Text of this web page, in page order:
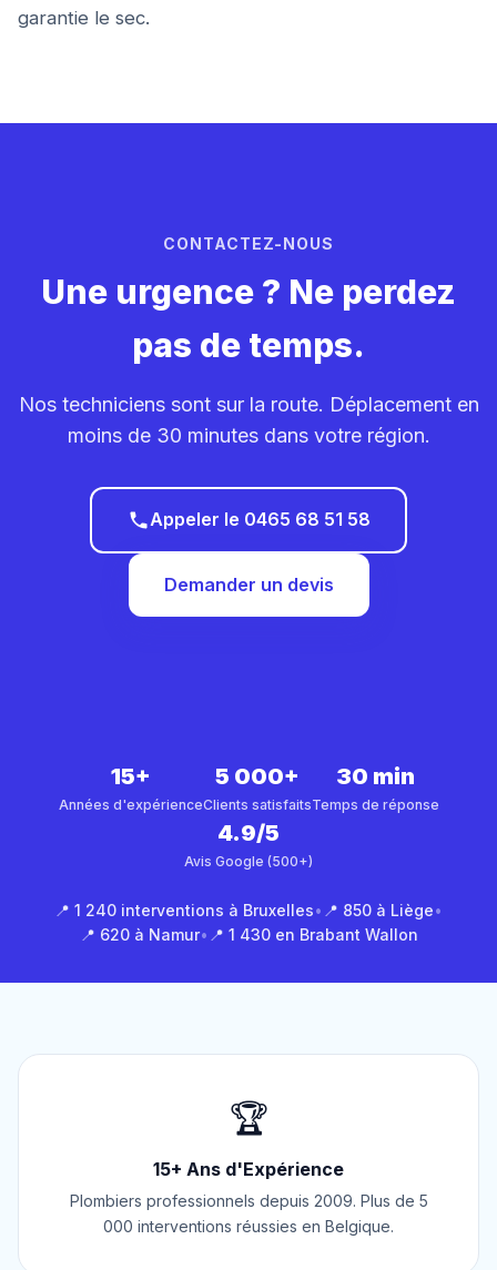
garantie le sec.
CONTACTEZ-NOUS
Une urgence ? Ne perdez
pas de temps.
Nos techniciens sont sur la route. Déplacement en
moins de 30 minutes dans votre région.
Appeler le 0465 68 51 58
Demander un devis
15+
Années d'expérience
5 000+
Clients satisfaits
30 min
Temps de réponse
4.9/5
Avis Google (500+)
📍 1 240 interventions à Bruxelles• 📍 850 à Liège•
📍 620 à Namur• 📍 1 430 en Brabant Wallon
🏆
15+ Ans d'Expérience
Plombiers professionnels depuis 2009. Plus de 5
000 interventions réussies en Belgique.